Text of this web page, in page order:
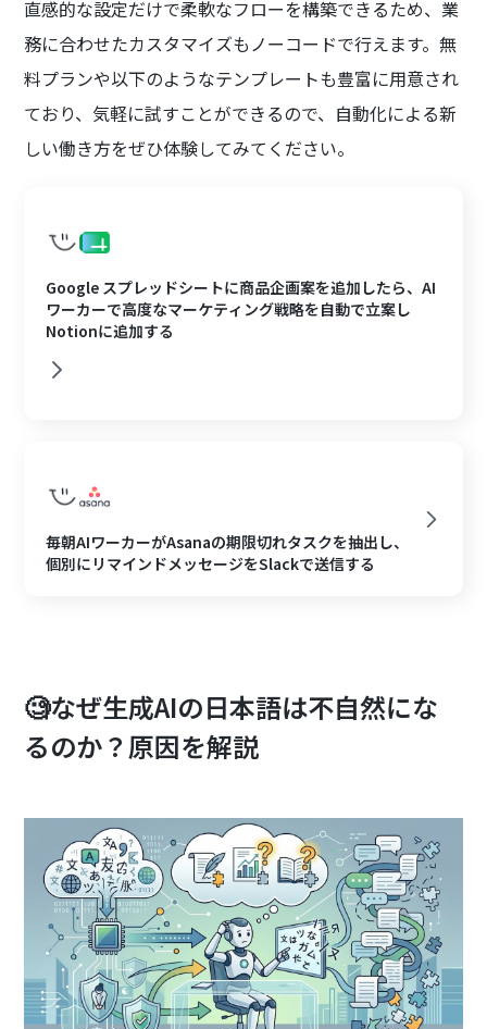
直感的な設定だけで柔軟なフローを構築できるため、業
務に合わせたカスタマイズもノーコードで行えます。無
料プランや以下のようなテンプレートも豊富に用意され
ており、気軽に試すことができるので、自動化による新
しい働き方をぜひ体験してみてください。
Google スプレッドシートに商品企画案を追加したら、AI
ワーカーで高度なマーケティング戦略を自動で立案し
Notionに追加する
毎朝AIワーカーがAsanaの期限切れタスクを抽出し、
個別にリマインドメッセージをSlackで送信する
🧐なぜ生成AIの日本語は不自然にな
るのか？原因を解説